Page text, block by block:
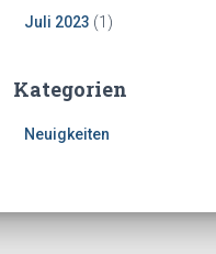
Juli 2023 (1)
Kategorien
Neuigkeiten